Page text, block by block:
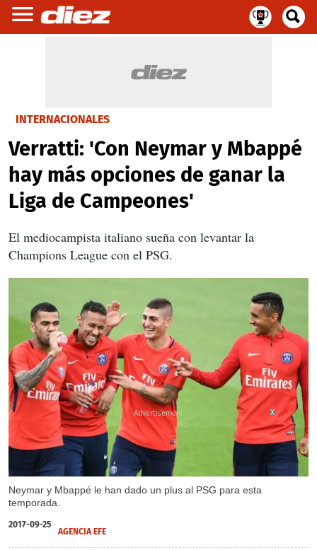
INTERNACIONALES
Verratti: 'Con Neymar y Mbappé
hay más opciones de ganar la
Liga de Campeones'
El mediocampista italiano sueña con levantar la
Champions League con el PSG.
Neymar y Mbappé le han dado un plus al PSG para esta
temporada.
X
2017-09-25
AGENCIA EFE